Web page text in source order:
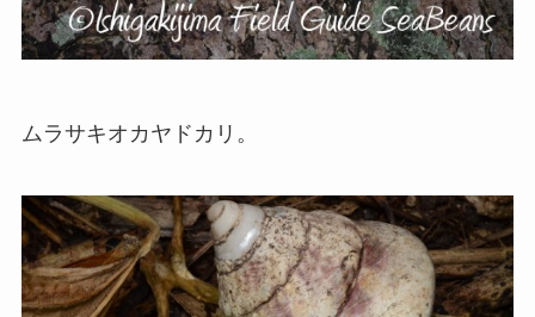
ムラサキオカヤドカリ。